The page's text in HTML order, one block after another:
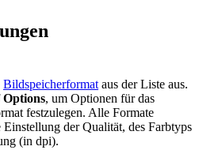
Bildspeicherformat aus der Liste aus.
Options, um Optionen für das
festzulegen. Alle Formate
Einstellung der Qualität, des Farbtyps
(in dpi).